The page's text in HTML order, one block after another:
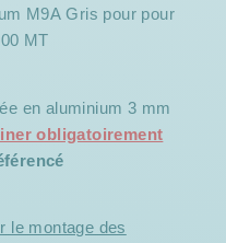
M9A Gris pour pour
MT
en aluminium 3 mm
obligatoirement
le montage des